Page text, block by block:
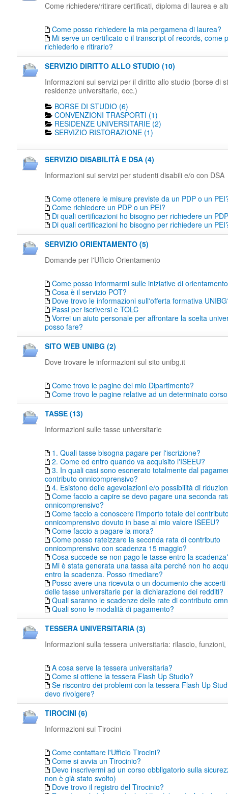
Come richiedere/ritirare certificati, diploma di laurea e
Come posso richiedere la mia pergamena di laurea?
Mi serve un certificato o il transcript of records, come
richiederlo e ritirarlo?
SERVIZIO DIRITTO ALLO STUDIO (10)
Informazioni sui servizi per il diritto allo studio (borse di
residenze universitarie, ecc.)
BORSE DI STUDIO (6)
CONVENZIONI TRASPORTI (1)
RESIDENZE UNIVERSITARIE (2)
SERVIZIO RISTORAZIONE (1)
SERVIZIO DISABILITÀ E DSA (4)
Informazioni sui servizi per studenti disabili e/o con DSA
Come ottenere le misure previste da un PDP o un
Come richiedere un PDP o un PEI?
Di quali certificazioni ho bisogno per richiedere un
Di quali certificazioni ho bisogno per richiedere un
SERVIZIO ORIENTAMENTO (5)
Domande per l'Ufficio Orientamento
Come posso informarmi sulle iniziative di
Cosa è il servizio POT?
Dove trovo le informazioni sull'offerta formativa
Passi per iscriversi e TOLC
Vorrei un aiuto personale per affrontare la scelta
posso fare?
SITO WEB UNIBG (2)
Dove trovare le informazioni sul sito unibg.it
Come trovo le pagine del mio Dipartimento?
Come trovo le pagine relative ad un determinato
TASSE (13)
Informazioni sulle tasse universitarie
1. Quali tasse bisogna pagare per l'iscrizione?
2. Come ed entro quando va acquisito l'ISEEU?
3. In quali casi sono esonerato totalmente dal
contributo onnicomprensivo?
4. Esistono delle agevolazioni e/o possibilità di
Come faccio a capire se devo pagare una seconda
onnicomprensivo?
Come faccio a conoscere l'importo totale del
onnicomprensivo dovuto in base al mio valore ISEEU?
Come faccio a pagare la mora?
Come posso rateizzare la seconda rata di contributo
onnicomprensivo con scadenza 15 maggio?
Cosa succede se non pago le tasse entro la
Mi è stata generata una tassa alta perché non ho
entro la scadenza. Posso rimediare?
Posso avere una ricevuta o un documento che
delle tasse universitarie per la dichiarazione dei redditi?
Quali saranno le scadenze delle rate di contributo
Quali sono le modalità di pagamento?
TESSERA UNIVERSITARIA (3)
Informazioni sulla tessera universitaria: rilascio, funzioni,
A cosa serve la tessera universitaria?
Come si ottiene la tessera Flash Up Studio?
Se riscontro dei problemi con la tessera Flash Up
devo rivolgere?
TIROCINI (6)
Informazioni sui Tirocini
Come contattare l'Ufficio Tirocini?
Come si avvia un Tirocinio?
Devo inscrivermi ad un corso obbligatorio sulla
non è già stato svolto)
Dove trovo il registro del Tirocinio?